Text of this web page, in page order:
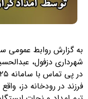
به گزارش روابط عمومی
شهرداری دزفول،
فرزند در رودخانه دز،